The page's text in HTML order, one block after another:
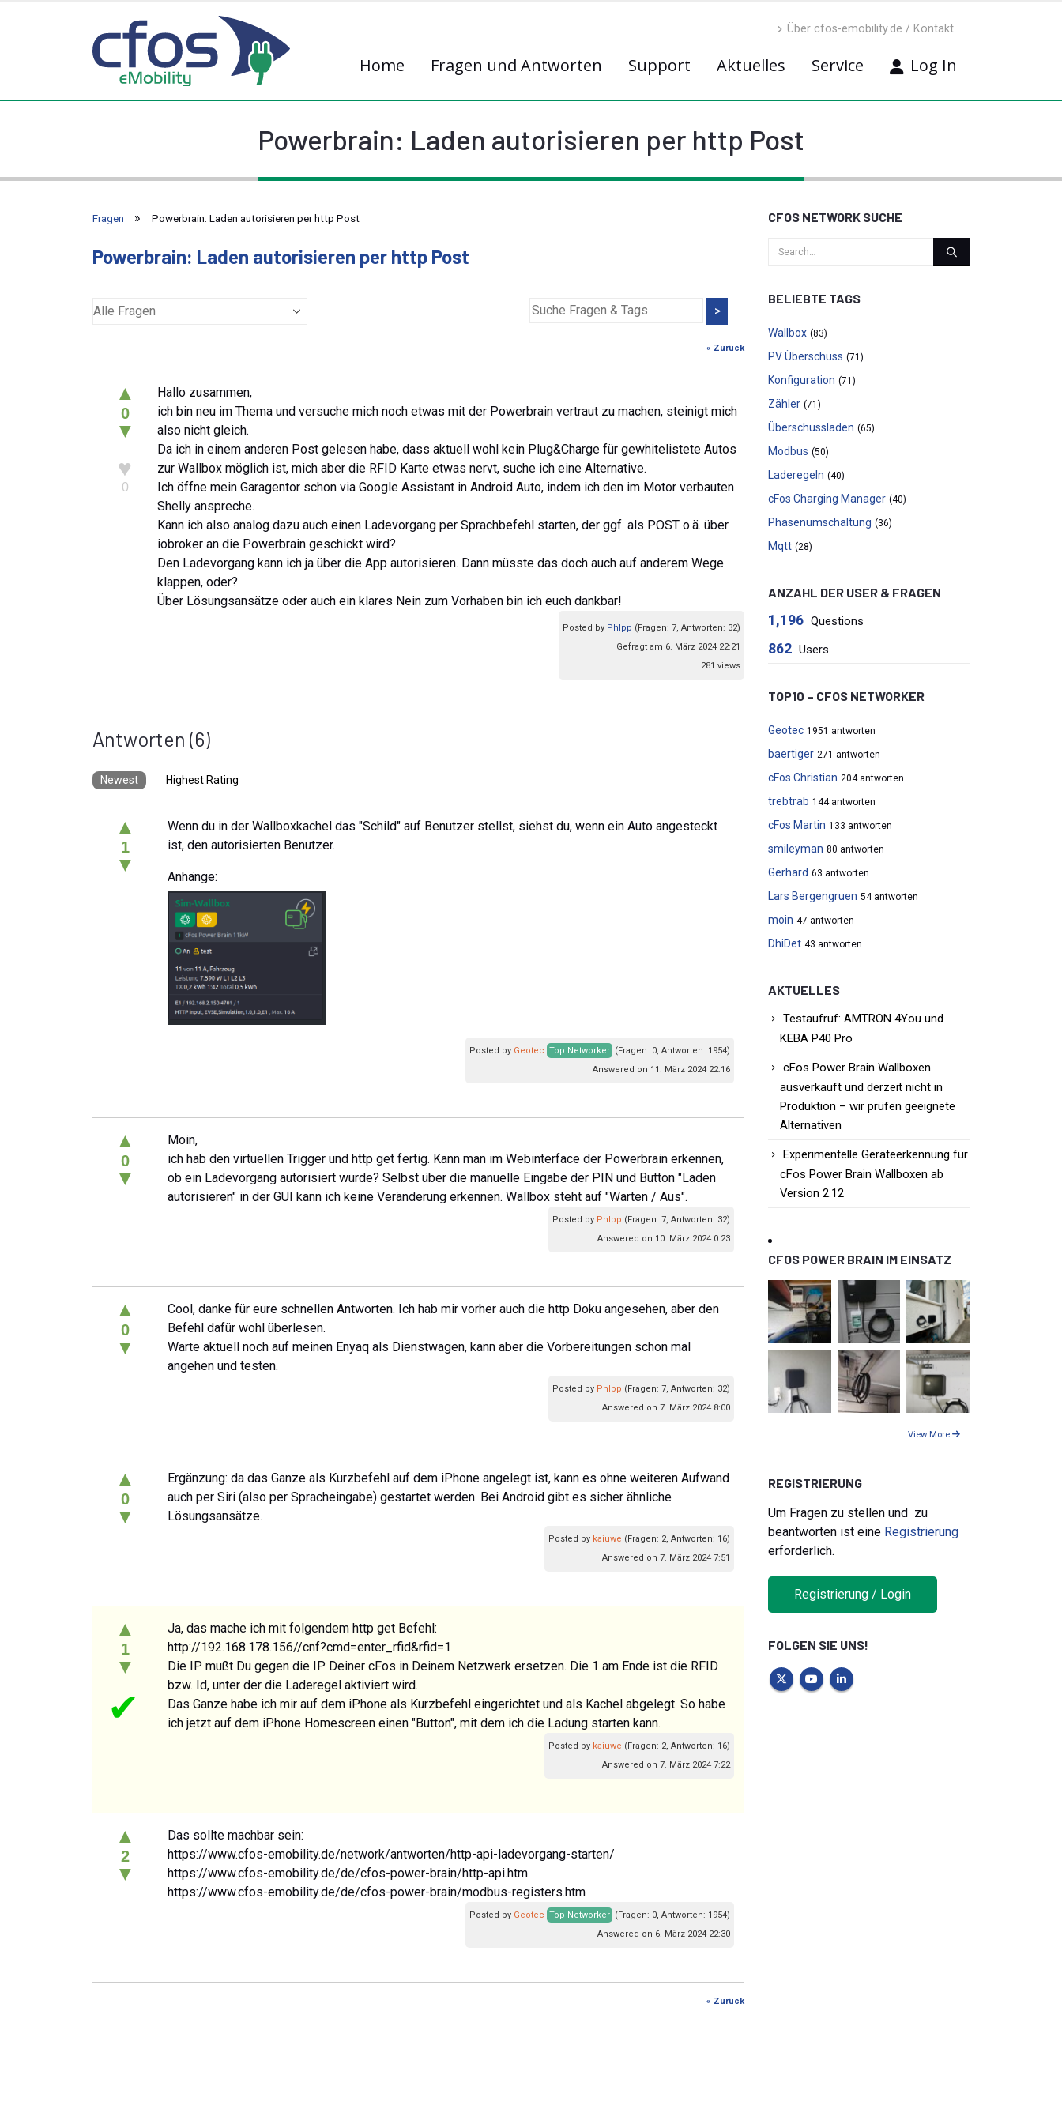
Über cfos-emobility.de / Kontakt
Home Fragen und Antworten Support Aktuelles Service Log In
Powerbrain: Laden autorisieren per http Post
Fragen Powerbrain: Laden autorisieren per http Post
Powerbrain: Laden autorisieren per http Post
>
« Zurück
▲
0
▼
♥
0
Hallo zusammen,
ich bin neu im Thema und versuche mich noch etwas mit der Powerbrain vertraut zu machen, steinigt mich
also nicht gleich.
Da ich in einem anderen Post gelesen habe, dass aktuell wohl kein Plug&Charge für gewhitelistete Autos
zur Wallbox möglich ist, mich aber die RFID Karte etwas nervt, suche ich eine Alternative.
Ich öffne mein Garagentor schon via Google Assistant in Android Auto, indem ich den im Motor verbauten
Shelly anspreche.
Kann ich also analog dazu auch einen Ladevorgang per Sprachbefehl starten, der ggf. als POST o.ä. über
iobroker an die Powerbrain geschickt wird?
Den Ladevorgang kann ich ja über die App autorisieren. Dann müsste das doch auch auf anderem Wege
klappen, oder?
Über Lösungsansätze oder auch ein klares Nein zum Vorhaben bin ich euch dankbar!
Posted by Phlpp (Fragen: 7, Antworten: 32)
Gefragt am 6. März 2024 22:21
281 views
Antworten (6)
Newest Highest Rating
▲
1
▼
Wenn du in der Wallboxkachel das "Schild" auf Benutzer stellst, siehst du, wenn ein Auto angesteckt
ist, den autorisierten Benutzer.
Anhänge:
Posted by Geotec Top Networker (Fragen: 0, Antworten: 1954)
Answered on 11. März 2024 22:16
▲
0
▼
Moin,
ich hab den virtuellen Trigger und http get fertig. Kann man im Webinterface der Powerbrain erkennen,
ob ein Ladevorgang autorisiert wurde? Selbst über die manuelle Eingabe der PIN und Button "Laden
autorisieren" in der GUI kann ich keine Veränderung erkennen. Wallbox steht auf "Warten / Aus".
Posted by Phlpp (Fragen: 7, Antworten: 32)
Answered on 10. März 2024 0:23
▲
0
▼
Cool, danke für eure schnellen Antworten. Ich hab mir vorher auch die http Doku angesehen, aber den
Befehl dafür wohl überlesen.
Warte aktuell noch auf meinen Enyaq als Dienstwagen, kann aber die Vorbereitungen schon mal
angehen und testen.
Posted by Phlpp (Fragen: 7, Antworten: 32)
Answered on 7. März 2024 8:00
▲
0
▼
Ergänzung: da das Ganze als Kurzbefehl auf dem iPhone angelegt ist, kann es ohne weiteren Aufwand
auch per Siri (also per Spracheingabe) gestartet werden. Bei Android gibt es sicher ähnliche
Lösungsansätze.
Posted by kaiuwe (Fragen: 2, Antworten: 16)
Answered on 7. März 2024 7:51
▲
1
▼
✔
Ja, das mache ich mit folgendem http get Befehl:
http://192.168.178.156//cnf?cmd=enter_rfid&rfid=1
Die IP mußt Du gegen die IP Deiner cFos in Deinem Netzwerk ersetzen. Die 1 am Ende ist die RFID
bzw. Id, unter der die Laderegel aktiviert wird.
Das Ganze habe ich mir auf dem iPhone als Kurzbefehl eingerichtet und als Kachel abgelegt. So habe
ich jetzt auf dem iPhone Homescreen einen "Button", mit dem ich die Ladung starten kann.
Posted by kaiuwe (Fragen: 2, Antworten: 16)
Answered on 7. März 2024 7:22
▲
2
▼
Das sollte machbar sein:
https://www.cfos-emobility.de/network/antworten/http-api-ladevorgang-starten/
https://www.cfos-emobility.de/de/cfos-power-brain/http-api.htm
https://www.cfos-emobility.de/de/cfos-power-brain/modbus-registers.htm
Posted by Geotec Top Networker (Fragen: 0, Antworten: 1954)
Answered on 6. März 2024 22:30
« Zurück
CFOS NETWORK SUCHE
BELIEBTE TAGS
Wallbox (83)
PV Überschuss (71)
Konfiguration (71)
Zähler (71)
Überschussladen (65)
Modbus (50)
Laderegeln (40)
cFos Charging Manager (40)
Phasenumschaltung (36)
Mqtt (28)
ANZAHL DER USER & FRAGEN
1,196 Questions
862 Users
TOP10 – CFOS NETWORKER
Geotec 1951 antworten
baertiger 271 antworten
cFos Christian 204 antworten
trebtrab 144 antworten
cFos Martin 133 antworten
smileyman 80 antworten
Gerhard 63 antworten
Lars Bergengruen 54 antworten
moin 47 antworten
DhiDet 43 antworten
AKTUELLES
Testaufruf: AMTRON 4You und
KEBA P40 Pro
cFos Power Brain Wallboxen
ausverkauft und derzeit nicht in
Produktion – wir prüfen geeignete
Alternativen
Experimentelle Geräteerkennung für
cFos Power Brain Wallboxen ab
Version 2.12
CFOS POWER BRAIN IM EINSATZ
View More
REGISTRIERUNG
Um Fragen zu stellen und zu
beantworten ist eine Registrierung
erforderlich.
Registrierung / Login
FOLGEN SIE UNS!